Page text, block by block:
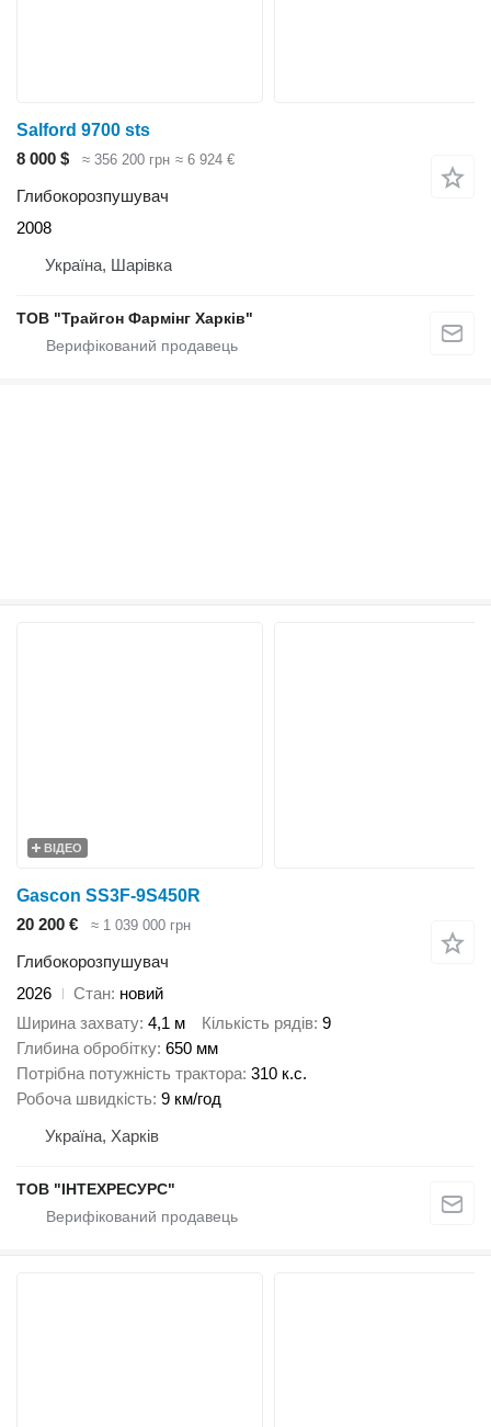
Salford 9700 sts
8 000 $
≈ 356 200 грн ≈ 6 924 €
Глибокорозпушувач
2008
Україна, Шарівка
ТОВ "Трайгон Фармінг Харків"
ВІДЕО
Gascon SS3F-9S450R
20 200 €
≈ 1 039 000 грн
Глибокорозпушувач
2026
Стан новий
Ширина захвату 4,1 м Кількість рядів 9
Глибина обробітку 650 мм
Потрібна потужність трактора 310 к.с.
Робоча швидкість 9 км/год
Україна, Харків
ТОВ "ІНТЕXРЕСУРС"